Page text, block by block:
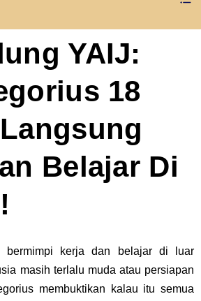
YAIJ:
18
Belajar Di
bermimpi kerja dan belajar di luar
masih terlalu muda atau persiapan
membuktikan kalau itu semua